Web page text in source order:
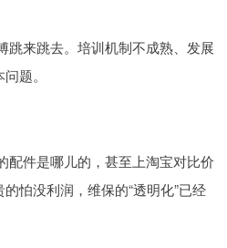
来跳去。培训机制不成熟、发展
题。
件是哪儿的，甚至上淘宝对比价
怕没利润，维保的“透明化”已经